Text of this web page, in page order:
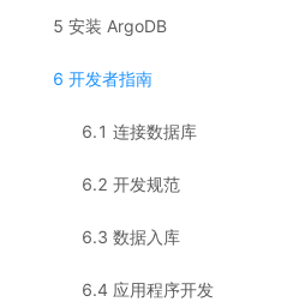
5 安装 ArgoDB
6 开发者指南
6.1 连接数据库
6.2 开发规范
6.3 数据入库
6.4 应用程序开发